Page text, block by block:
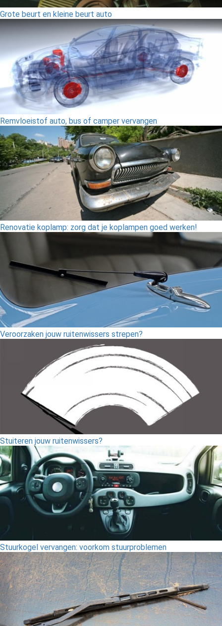
Grote beurt en kleine beurt auto
Remvloeistof auto, bus of camper vervangen
Renovatie koplamp: zorg dat je koplampen goed werken!
Veroorzaken jouw ruitenwissers strepen?
Stuiteren jouw ruitenwissers?
Stuurkogel vervangen: voorkom stuurproblemen